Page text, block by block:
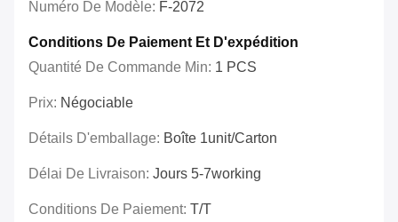
Numéro De Modèle: F-2072
Conditions De Paiement Et D'expédition
Quantité De Commande Min: 1 PCS
Prix: Négociable
Détails D'emballage: Boîte 1unit/carton
Délai De Livraison: Jours 5-7working
Conditions De Paiement: T/T